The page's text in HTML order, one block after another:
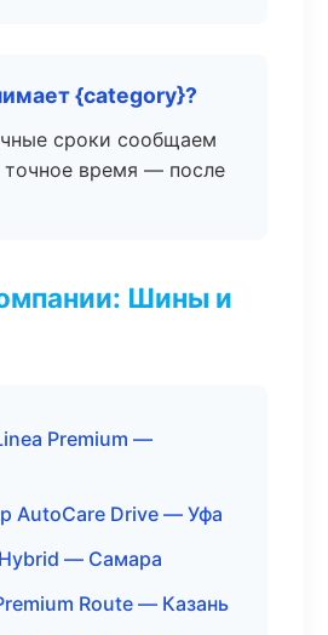
{category}?
сроки сообщаем
точное время — после
Шины и
Premium —
AutoCare Drive — Уфа
— Самара
Route — Казань